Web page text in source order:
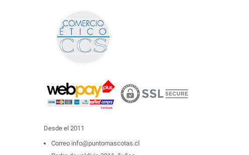
Desde el 2011
Correo info@puntomascotas.cl